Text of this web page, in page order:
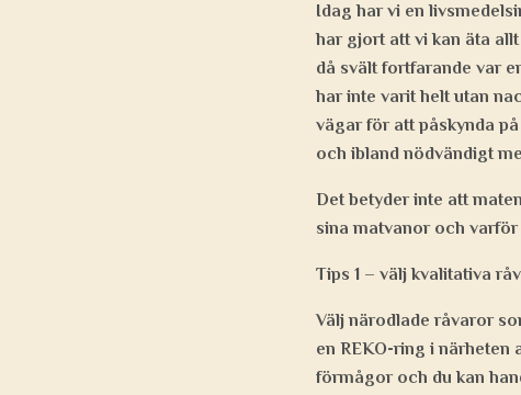
Idag har vi en
har gjort att vi kan äta
då svält fortfarande var
har inte varit helt utan
vägar för att påskynda
och ibland nödvändigt
Det betyder inte att
sina matvanor och
Tips 1 – välj kvalitativa
Välj närodlade råvaror
en REKO-ring i närheten
förmågor och du kan